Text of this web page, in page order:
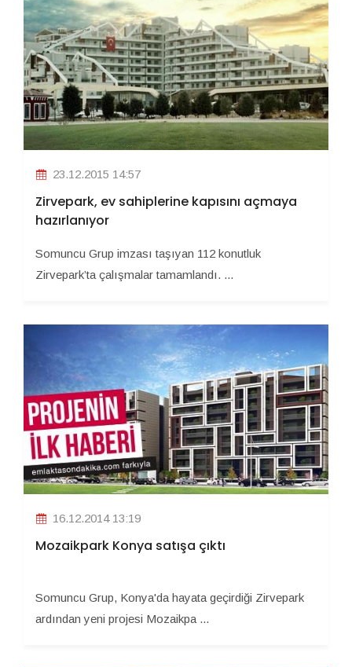
23.12.2015 14:57
Zirvepark, ev sahiplerine kapısını açmaya
hazırlanıyor
Somuncu Grup imzası taşıyan 112 konutluk
Zirvepark’ta çalışmalar tamamlandı. ...
16.12.2014 13:19
Mozaikpark Konya satışa çıktı
Somuncu Grup, Konya'da hayata geçirdiği Zirvepark
ardından yeni projesi Mozaikpa ...